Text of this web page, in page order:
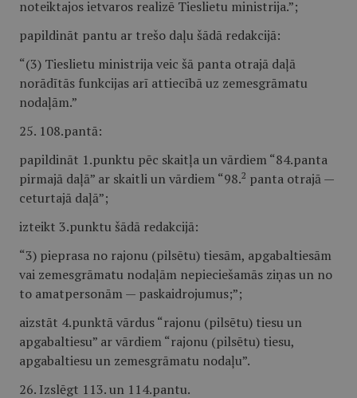
noteiktajos ietvaros realizē Tieslietu ministrija.”;
papildināt pantu ar trešo daļu šādā redakcijā:
“(3) Tieslietu ministrija veic šā panta otrajā daļā
norādītās funkcijas arī attiecībā uz zemesgrāmatu
nodaļām.”
25. 108.pantā:
papildināt 1.punktu pēc skaitļa un vārdiem “84.panta
pirmajā daļā” ar skaitli un vārdiem “98.2 panta otrajā —
ceturtajā daļā”;
izteikt 3.punktu šādā redakcijā:
“3) pieprasa no rajonu (pilsētu) tiesām, apgabaltiesām
vai zemesgrāmatu nodaļām nepieciešamās ziņas un no
to amatpersonām — paskaidrojumus;”;
aizstāt 4.punktā vārdus “rajonu (pilsētu) tiesu un
apgabaltiesu” ar vārdiem “rajonu (pilsētu) tiesu,
apgabaltiesu un zemesgrāmatu nodaļu”.
26. Izslēgt 113. un 114.pantu.